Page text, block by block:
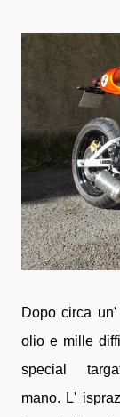
Dopo circa
olio e mille
special
mano. L'